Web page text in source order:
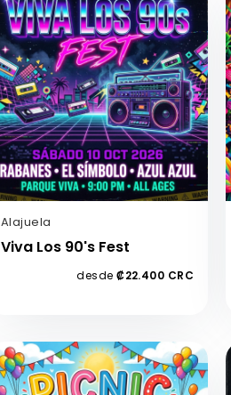
Alajuela
Viva Los 90's Fest
desde ₡22.400 CRC